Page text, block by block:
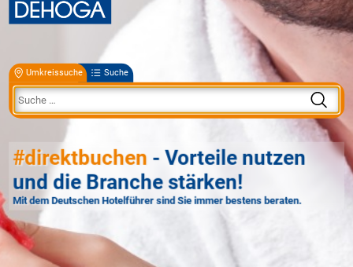
Umkreissuche Suche
#direktbuchen - Vorteile nutzen
und die Branche stärken!
Mit dem Deutschen Hotelführer sind Sie immer bestens beraten.